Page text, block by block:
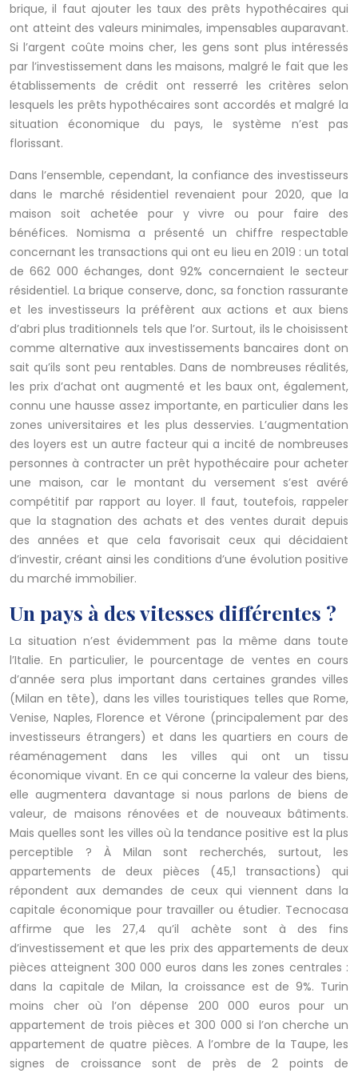
brique, il faut ajouter les taux des prêts hypothécaires qui
ont atteint des valeurs minimales, impensables auparavant.
Si l’argent coûte moins cher, les gens sont plus intéressés
par l’investissement dans les maisons, malgré le fait que les
établissements de crédit ont resserré les critères selon
lesquels les prêts hypothécaires sont accordés et malgré la
situation économique du pays, le système n’est pas
florissant.
Dans l’ensemble, cependant, la confiance des investisseurs
dans le marché résidentiel revenaient pour 2020, que la
maison soit achetée pour y vivre ou pour faire des
bénéfices. Nomisma a présenté un chiffre respectable
concernant les transactions qui ont eu lieu en 2019 : un total
de 662 000 échanges, dont 92% concernaient le secteur
résidentiel. La brique conserve, donc, sa fonction rassurante
et les investisseurs la préfèrent aux actions et aux biens
d’abri plus traditionnels tels que l’or. Surtout, ils le choisissent
comme alternative aux investissements bancaires dont on
sait qu’ils sont peu rentables. Dans de nombreuses réalités,
les prix d’achat ont augmenté et les baux ont, également,
connu une hausse assez importante, en particulier dans les
zones universitaires et les plus desservies. L’augmentation
des loyers est un autre facteur qui a incité de nombreuses
personnes à contracter un prêt hypothécaire pour acheter
une maison, car le montant du versement s’est avéré
compétitif par rapport au loyer. Il faut, toutefois, rappeler
que la stagnation des achats et des ventes durait depuis
des années et que cela favorisait ceux qui décidaient
d’investir, créant ainsi les conditions d’une évolution positive
du marché immobilier.
Un pays à des vitesses différentes ?
La situation n’est évidemment pas la même dans toute
l’Italie. En particulier, le pourcentage de ventes en cours
d’année sera plus important dans certaines grandes villes
(Milan en tête), dans les villes touristiques telles que Rome,
Venise, Naples, Florence et Vérone (principalement par des
investisseurs étrangers) et dans les quartiers en cours de
réaménagement dans les villes qui ont un tissu
économique vivant. En ce qui concerne la valeur des biens,
elle augmentera davantage si nous parlons de biens de
valeur, de maisons rénovées et de nouveaux bâtiments.
Mais quelles sont les villes où la tendance positive est la plus
perceptible ? À Milan sont recherchés, surtout, les
appartements de deux pièces (45,1 transactions) qui
répondent aux demandes de ceux qui viennent dans la
capitale économique pour travailler ou étudier. Tecnocasa
affirme que les 27,4 qu’il achète sont à des fins
d’investissement et que les prix des appartements de deux
pièces atteignent 300 000 euros dans les zones centrales :
dans la capitale de Milan, la croissance est de 9%. Turin
moins cher où l’on dépense 200 000 euros pour un
appartement de trois pièces et 300 000 si l’on cherche un
appartement de quatre pièces. A l’ombre de la Taupe, les
signes de croissance sont de près de 2 points de